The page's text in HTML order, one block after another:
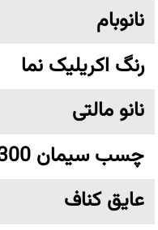
نانوبام
رنگ اکریلیک نما
نانو مالتی
چسب سیمان 300
عایق کناف